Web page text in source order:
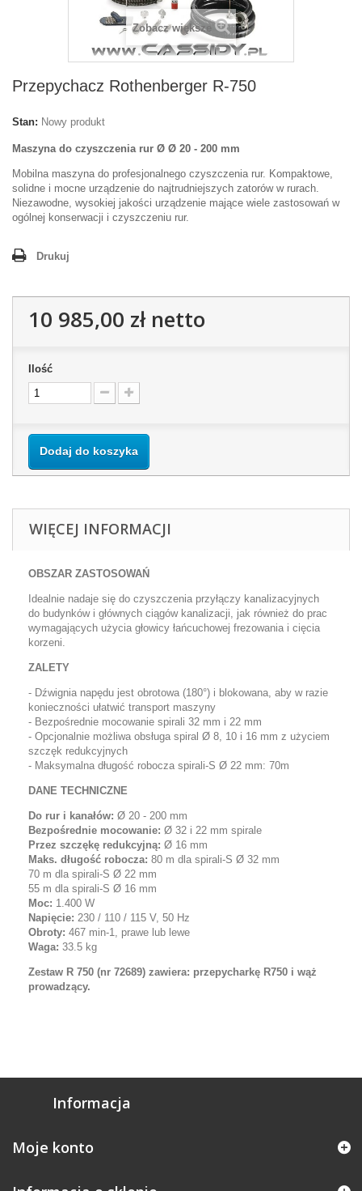
Zobacz większe
Przepychacz Rothenberger R-750
Stan: Nowy produkt
Maszyna do czyszczenia rur Ø Ø 20 - 200 mm
Mobilna maszyna do profesjonalnego czyszczenia rur. Kompaktowe,
solidne i mocne urządzenie do najtrudniejszych zatorów w rurach.
Niezawodne, wysokiej jakości urządzenie mające wiele zastosowań w
ogólnej konserwacji i czyszczeniu rur.
Drukuj
10 985,00 złnetto
Ilość
Dodaj do koszyka
WIĘCEJ INFORMACJI
OBSZAR ZASTOSOWAŃ
Idealnie nadaje się do czyszczenia przyłączy kanalizacyjnych
do budynków i głównych ciągów kanalizacji, jak również do prac
wymagających użycia głowicy łańcuchowej frezowania i cięcia
korzeni.
ZALETY
- Dźwignia napędu jest obrotowa (180°) i blokowana, aby w razie
konieczności ułatwić transport maszyny
- Bezpośrednie mocowanie spirali 32 mm i 22 mm
- Opcjonalnie możliwa obsługa spiral Ø 8, 10 i 16 mm z użyciem
szczęk redukcyjnych
- Maksymalna długość robocza spirali-S Ø 22 mm: 70m
DANE TECHNICZNE
Do rur i kanałów: Ø 20 - 200 mm
Bezpośrednie mocowanie: Ø 32 i 22 mm spirale
Przez szczękę redukcyjną: Ø 16 mm
Maks. długość robocza: 80 m dla spirali-S Ø 32 mm
70 m dla spirali-S Ø 22 mm
55 m dla spirali-S Ø 16 mm
Moc: 1.400 W
Napięcie: 230 / 110 / 115 V, 50 Hz
Obroty: 467 min-1, prawe lub lewe
Waga: 33.5 kg
Zestaw R 750 (nr 72689) zawiera: przepycharkę R750 i wąż
prowadzący.
Informacja
Moje konto